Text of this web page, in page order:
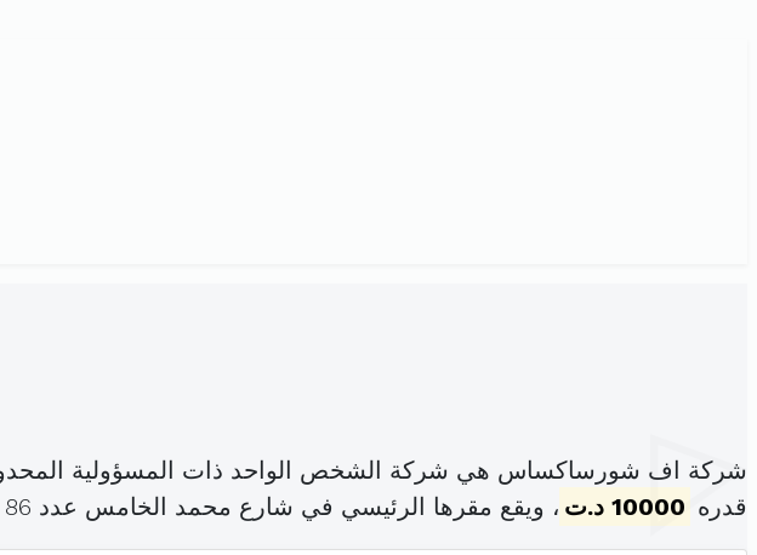
شركة اف شورساكساس هي شركة الشخص الواحد ذات المسؤولية
قدره 10000 د.ت ، ويقع مقرها الرئيسي في شارع محمد الخامس عدد 86 تونس (